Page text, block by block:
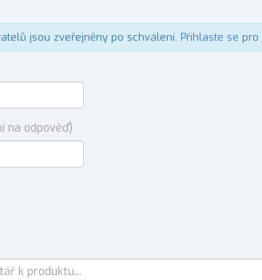
jsou zveřejněny po schválení. Přihlaste se pro
na odpověď)